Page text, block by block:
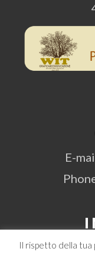
E-
I
Il rispetto della tua